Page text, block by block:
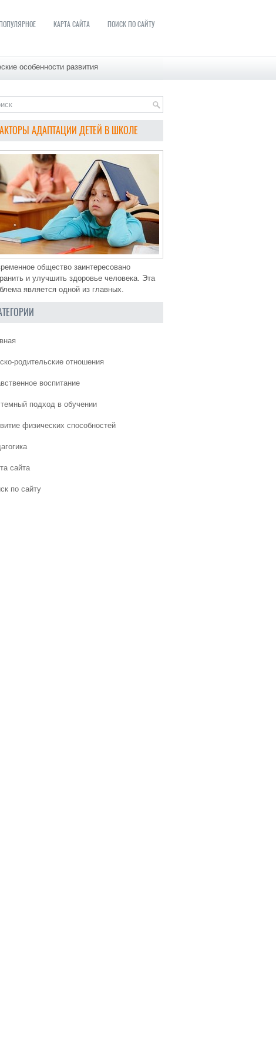
КАРТА САЙТА ПОИСК ПО САЙТУ
особенности развития
АДАПТАЦИИ ДЕТЕЙ В ШКОЛЕ
общество заинтересовано
и улучшить здоровье человека. Эта
является одной из главных.
родительские отношения
воспитание
подход в обучении
физических способностей
сайта
по сайту